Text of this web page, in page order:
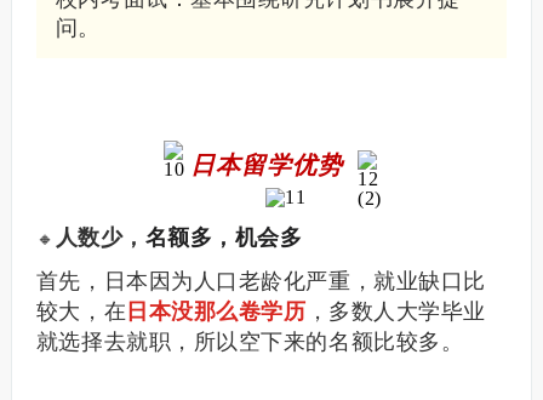
问。
日本留学优势
🔸 人数少， 名额多，机会多
首先，日本因为人口老龄化严重，就业缺口比
较大，在 日本没那么卷学历 ，多数人大学毕业
就选择去就职，所以空下来的名额比较多。